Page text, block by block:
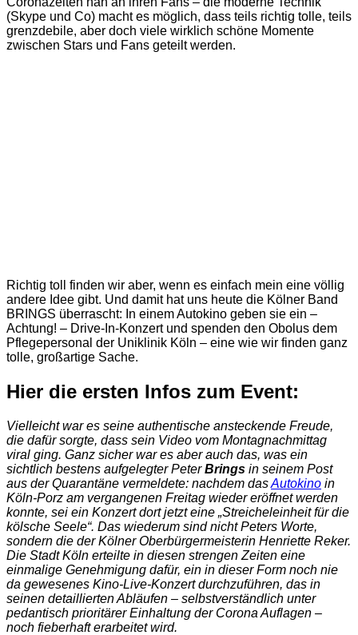
(Skype und Co) macht es möglich, dass teils richtig tolle, teils
grenzdebile, aber doch viele wirklich schöne Momente
zwischen Stars und Fans geteilt werden.
Richtig toll finden wir aber, wenn es einfach mein eine völlig
andere Idee gibt. Und damit hat uns heute die Kölner Band
BRINGS überrascht: In einem Autokino geben sie ein –
Achtung! – Drive-In-Konzert und spenden den Obolus dem
Pflegepersonal der Uniklinik Köln – eine wie wir finden ganz
tolle, großartige Sache.
Hier die ersten Infos zum Event:
Vielleicht war es seine authentische ansteckende Freude,
die dafür sorgte, dass sein Video vom Montagnachmittag
viral ging. Ganz sicher war es aber auch das, was ein
sichtlich bestens aufgelegter PeterBrings in seinem Post
aus der Quarantäne vermeldete: nachdem dasAutokino in
Köln-Porz am vergangenen Freitag wieder eröffnet werden
konnte, sei ein Konzert dort jetzt eine „Streicheleinheit für die
kölsche Seele“. Das wiederum sind nicht Peters Worte,
sondern die der Kölner Oberbürgermeisterin Henriette Reker.
Die Stadt Köln erteilte in diesen strengen Zeiten eine
einmalige Genehmigung dafür, ein in dieser Form noch nie
da gewesenes Kino-Live-Konzert durchzuführen, das in
seinen detaillierten Abläufen – selbstverständlich unter
pedantisch prioritärer Einhaltung der Corona Auflagen –
noch fieberhaft erarbeitet wird.